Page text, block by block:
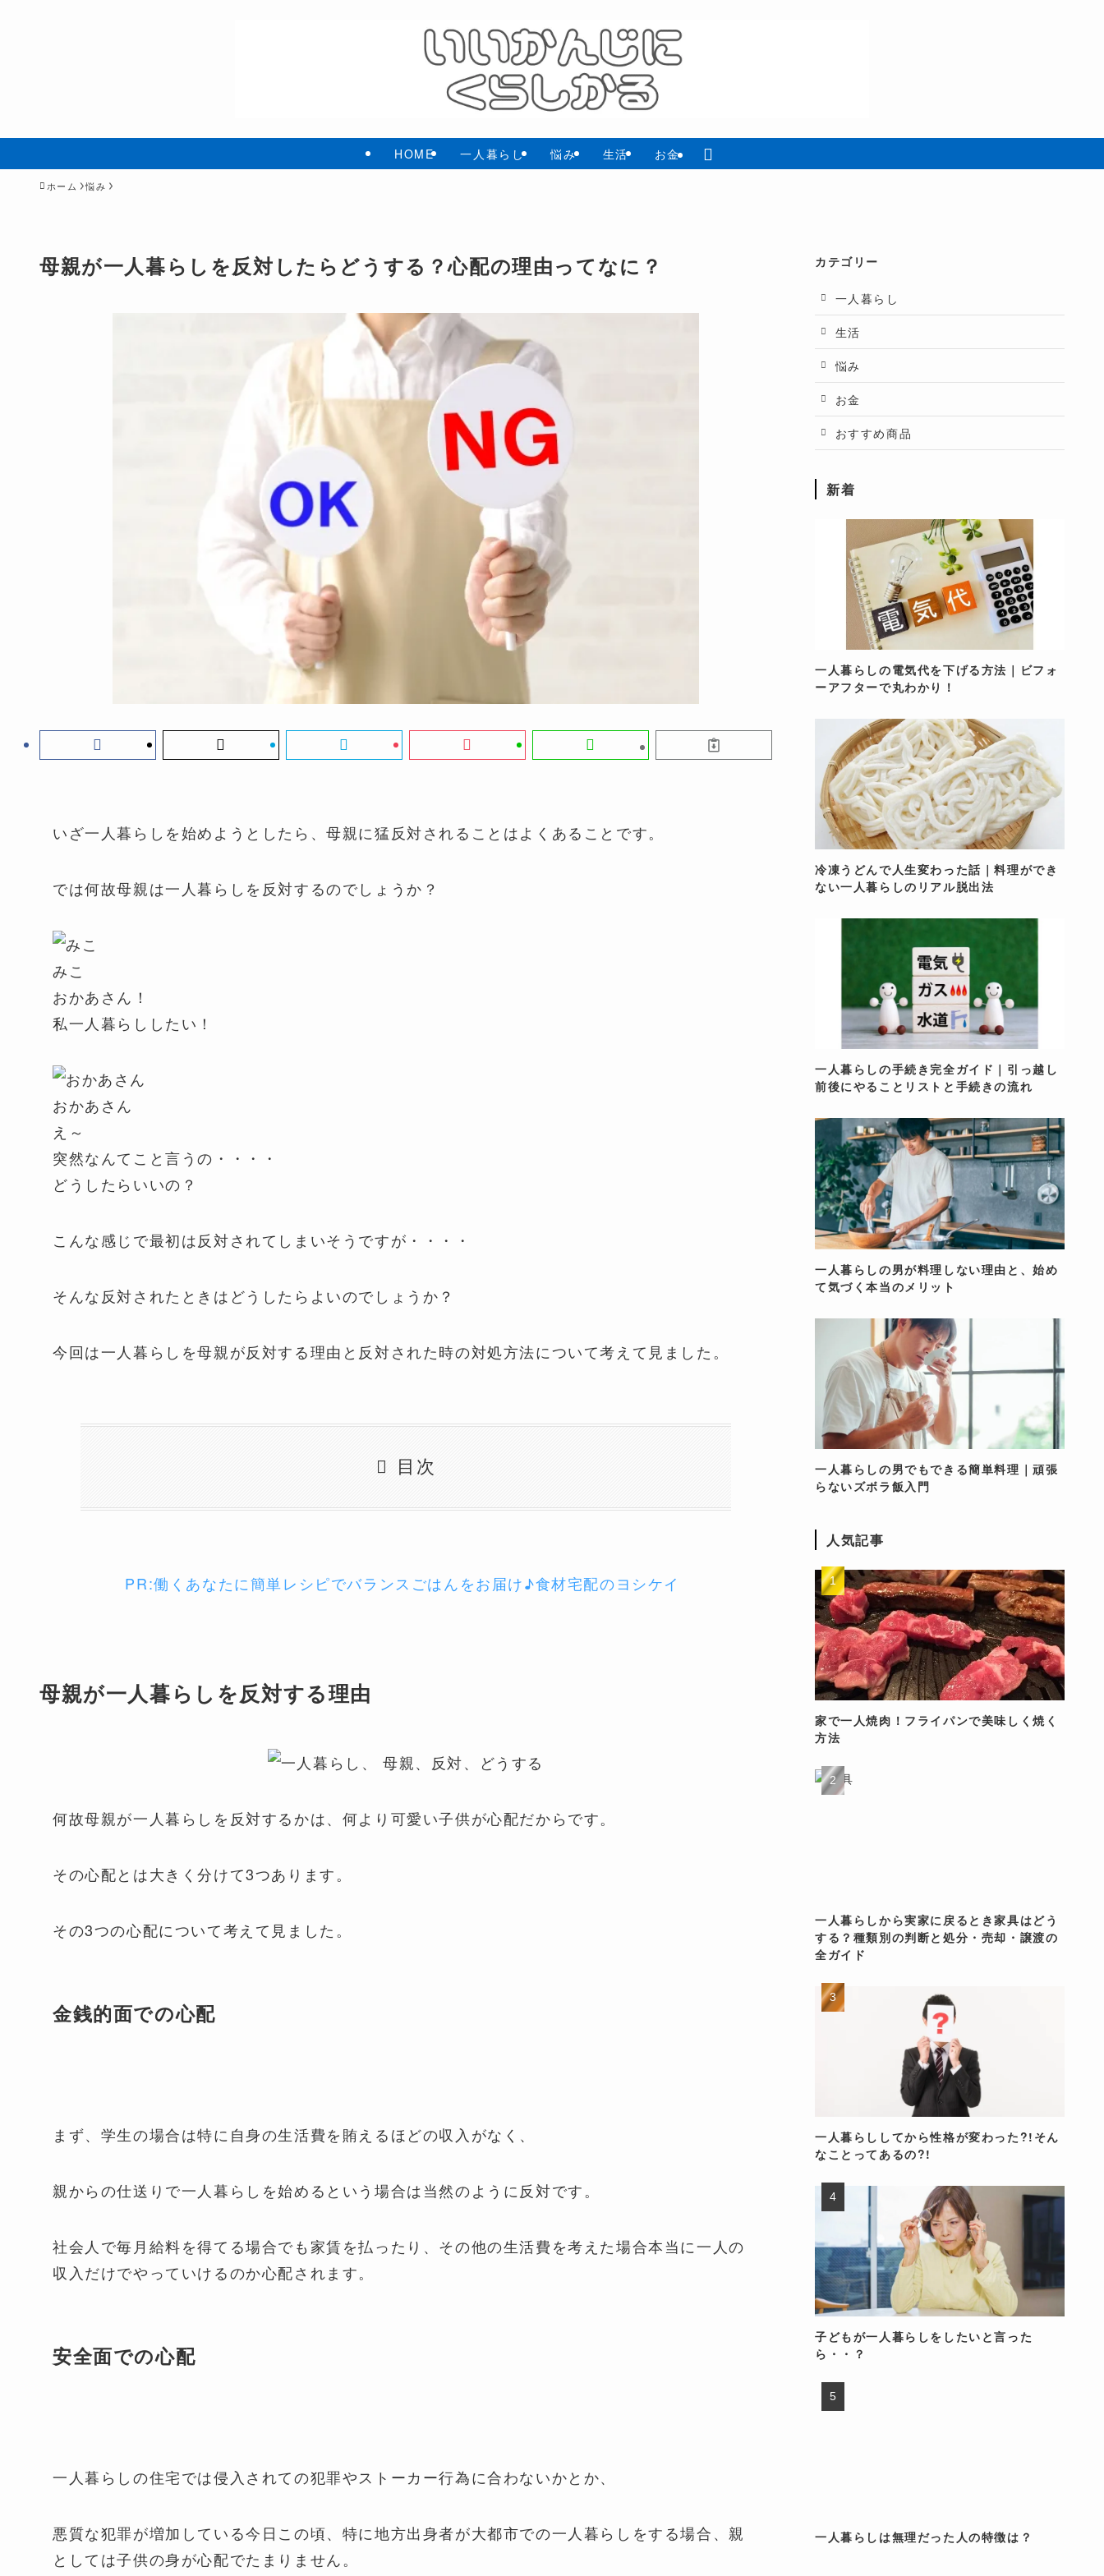
HOME 一人暮らし 悩み 生活 お金
ホーム 悩み
母親が一人暮らしを反対したらどうする？心配の理由ってなに？
いざ一人暮らしを始めようとしたら、母親に猛反対されることはよくあることです。
では何故母親は一人暮らしを反対するのでしょうか？
みこ
おかあさん！
私一人暮らししたい！
おかあさん
え～
突然なんてこと言うの・・・・
どうしたらいいの？
こんな感じで最初は反対されてしまいそうですが・・・・
そんな反対されたときはどうしたらよいのでしょうか？
今回は一人暮らしを母親が反対する理由と反対された時の対処方法について考えて見ました。
目次
PR:働くあなたに簡単レシピでバランスごはんをお届け♪食材宅配のヨシケイ
母親が一人暮らしを反対する理由
何故母親が一人暮らしを反対するかは、何より可愛い子供が心配だからです。
その心配とは大きく分けて3つあります。
その3つの心配について考えて見ました。
金銭的面での心配
まず、学生の場合は特に自身の生活費を賄えるほどの収入がなく、
親からの仕送りで一人暮らしを始めるという場合は当然のように反対です。
社会人で毎月給料を得てる場合でも家賃を払ったり、その他の生活費を考えた場合本当に一人の
収入だけでやっていけるのか心配されます。
安全面での心配
一人暮らしの住宅では侵入されての犯罪やストーカー行為に合わないかとか、
悪質な犯罪が増加している今日この頃、特に地方出身者が大都市での一人暮らしをする場合、親
としては子供の身が心配でたまりません。
カテゴリー
一人暮らし
生活
悩み
お金
おすすめ商品
新着
一人暮らしの電気代を下げる方法｜ビフォ
ーアフターで丸わかり！
冷凍うどんで人生変わった話｜料理ができ
ない一人暮らしのリアル脱出法
一人暮らしの手続き完全ガイド｜引っ越し
前後にやることリストと手続きの流れ
一人暮らしの男が料理しない理由と、始め
て気づく本当のメリット
一人暮らしの男でもできる簡単料理｜頑張
らないズボラ飯入門
人気記事
家で一人焼肉！フライパンで美味しく焼く
方法
一人暮らしから実家に戻るとき家具はどう
する？種類別の判断と処分・売却・譲渡の
全ガイド
一人暮らししてから性格が変わった?!そん
なことってあるの?!
子どもが一人暮らしをしたいと言った
ら・・？
一人暮らしは無理だった人の特徴は？